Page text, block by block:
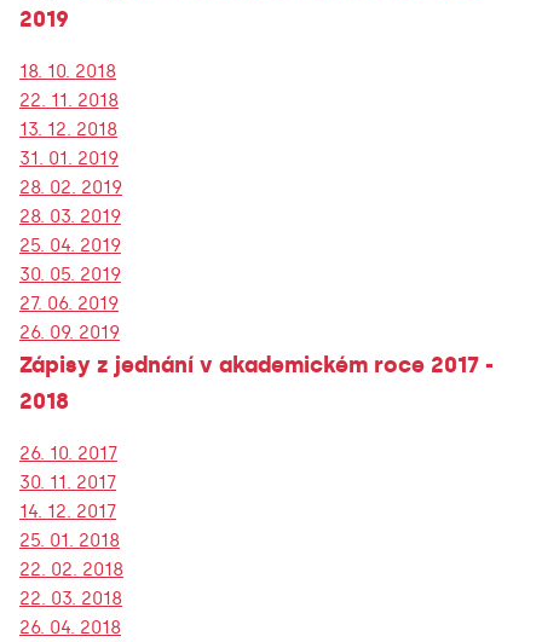
2019
18. 10. 2018
22. 11. 2018
13. 12. 2018
31. 01. 2019
28. 02. 2019
28. 03. 2019
25. 04. 2019
30. 05. 2019
27. 06. 2019
26. 09. 2019
Zápisy z jednání v akademickém roce 2017 -
2018
26. 10. 2017
30. 11. 2017
14. 12. 2017
25. 01. 2018
22. 02. 2018
22. 03. 2018
26. 04. 2018